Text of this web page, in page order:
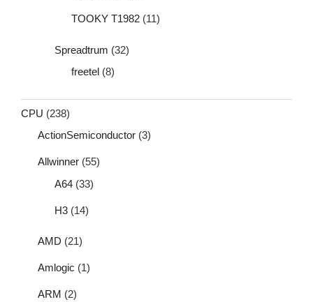
TOOKY T1982 (11)
Spreadtrum (32)
freetel (8)
CPU (238)
ActionSemiconductor (3)
Allwinner (55)
A64 (33)
H3 (14)
AMD (21)
Amlogic (1)
ARM (2)